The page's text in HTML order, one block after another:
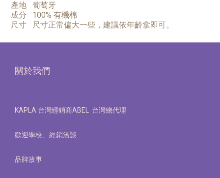
產地 葡萄牙
成分 100% 有機棉
尺寸
尺寸正常偏大一些，建議依年齡拿即可。
關於我們
KAPLA 台灣經銷商ABEL 台灣總代理
歡迎學校、經銷洽談
品牌故事